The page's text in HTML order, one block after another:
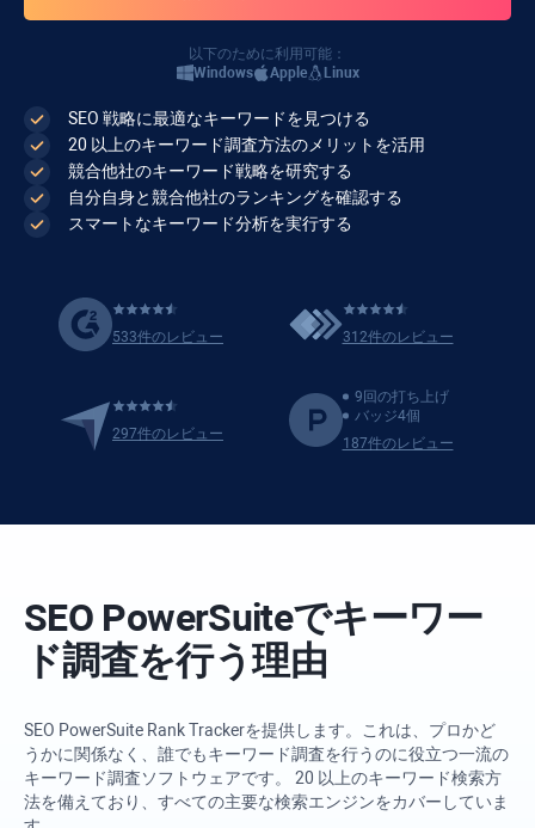
SEO 戦略に最適なキーワードを見つける
20 以上のキーワード調査方法のメリットを活用
競合他社のキーワード戦略を研究する
自分自身と競合他社のランキングを確認する
スマートなキーワード分析を実行する
以下のために利用可能：
Windows
Apple Linux
533件のレビュー 312件のレビュー
297件のレビュー
9回の打ち上げ
バッジ4個
187件のレビュー
SEO PowerSuiteでキーワー
ド調査を行う理由
SEO PowerSuite Rank Trackerを提供します。これは、プロかど
うかに関係なく、誰でもキーワード調査を行うのに役立つ一流の
キーワード調査ソフトウェアです。 20 以上のキーワード検索方
法を備えており、すべての主要な検索エンジンをカバーしていま